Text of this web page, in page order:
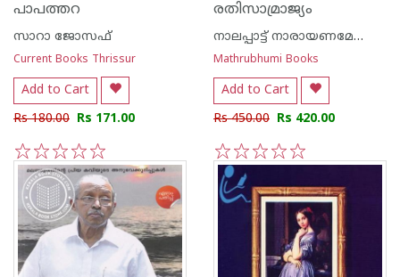
പാപത്തറ
സാറാ ജോസഫ്
Current Books Thrissur
Add to Cart
Rs 180.00 Rs 171.00
5
4
3
2
1
രതിസാമ്രാജ്യം
നാലപ്പാട്ട് നാരായണമേനോന്‍
Mathrubhumi Books
Add to Cart
Rs 450.00 Rs 420.00
5
4
3
2
1